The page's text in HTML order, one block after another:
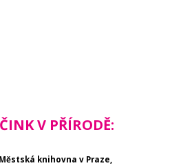
V PŘÍRODĚ:
Městská knihovna v Praze,